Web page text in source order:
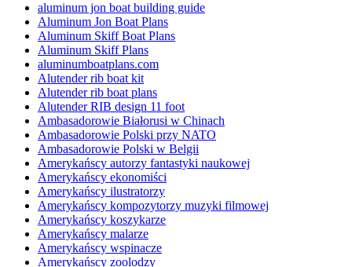
aluminum jon boat building guide
Aluminum Jon Boat Plans
Aluminum Skiff Boat Plans
Aluminum Skiff Plans
aluminumboatplans.com
Alutender rib boat kit
Alutender rib boat plans
Alutender RIB design 11 foot
Ambasadorowie Białorusi w Chinach
Ambasadorowie Polski przy NATO
Ambasadorowie Polski w Belgii
Amerykańscy autorzy fantastyki naukowej
Amerykańscy ekonomiści
Amerykańscy ilustratorzy
Amerykańscy kompozytorzy muzyki filmowej
Amerykańscy koszykarze
Amerykańscy malarze
Amerykańscy wspinacze
Amerykańscy zoolodzy